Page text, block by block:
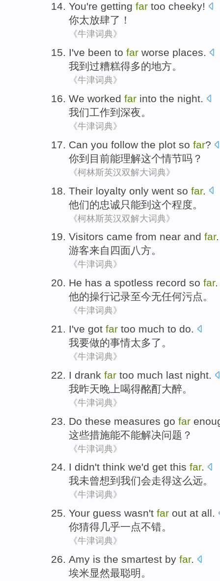
You're getting far too cheeky!
你太放肆了！
《牛津词典》
I've been to far worse places.
我到 过糟糕得多的地方。
《牛津词典》
We worked far into the night.
我们工作到 深夜。
《牛津词典》
Can you follow the plot so far?
你到 目前能理解这个情节吗？
《柯林斯英汉双解大词典》
Their loyalty only went so far.
他们的忠诚 只能到这个程度。
《柯林斯英汉双解大词典》
Visitors came from near and far.
游客来自 四面八方。
《牛津词典》
He has a spotless record so far.
他的操行记录至今无任何污点。
《牛津词典》
I've got far too much to do.
我要做的事情太多了。
《牛津词典》
I drank far too much last night.
我昨天晚上喝得酩酊大醉。
《牛津词典》
Do these measures go far
这些措施能不能解决问题？
《牛津词典》
I didn't think we'd get this far.
我未曾想到 我们会走得这么远。
《牛津词典》
Your guess wasn't far out at all.
你猜得几乎一点不错。
《牛津词典》
Amy is the smartest by far.
埃米显然最聪明。